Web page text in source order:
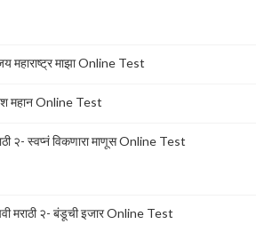
महाराष्ट्र माझा Online Test
देश महान Online Test
२- स्वप्नं विकणारा माणूस Online Test
मराठी २- बंडूची इजार Online Test